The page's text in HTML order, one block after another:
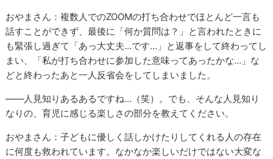
おやまさん：複数人でのZOOMの打ち合わせでほとんど一言も
話すことができず、最後に「何か質問は？」と言われたときに
も緊張し過ぎて「あっ大丈夫…です…」と返事をして終わってし
まい、「私が打ち合わせに参加した意味ってあったかな…」な
どと終わったあと一人反省会をしてしまいました。
――人見知りあるあるですね…（笑）。でも、そんな人見知り
なりの、育児に感じる楽しさの部分を教えてください。
おやまさん：子どもに優しく話しかけたりしてくれる人の存在
に何度も救われています。なかなか楽しいだけではない大変な